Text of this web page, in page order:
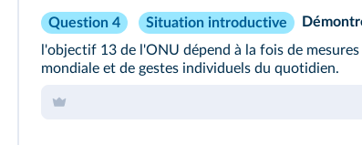
Question 4 Situation introductive
l'objectif 13 de l'ONU dépend à la fois de
mondiale et de gestes individuels du quotidien.